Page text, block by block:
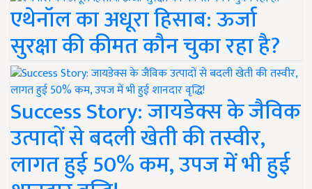
एथेनॉल का अधूरा हिसाब: ऊर्जा
सुरक्षा की कीमत कौन चुका रहा है?
Success Story: जायडेक्स के जैविक
उत्पादों से बदली खेती की तस्वीर,
लागत हुई 50% कम, उपज में भी हुई